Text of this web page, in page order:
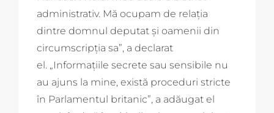
administrativ. Mă ocupam de relaţia
dintre domnul deputat şi oamenii din
circumscripţia sa”, a declarat
el. „Informaţiile secrete sau sensibile nu
au ajuns la mine, există proceduri stricte
în Parlamentul britanic”, a adăugat el